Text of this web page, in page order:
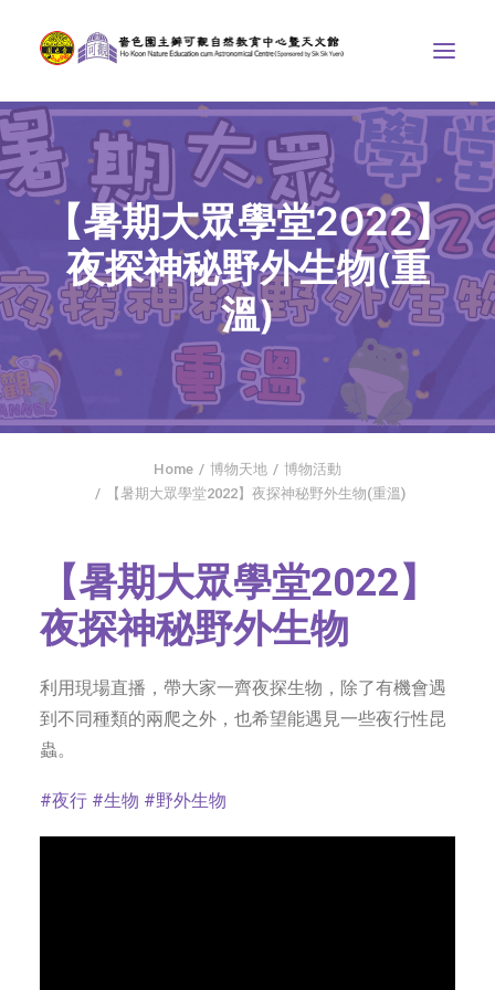
中心介紹
學界課程
博物天地
比賽/專題計劃
聯絡我們
SEARCH
【暑期大眾學堂2022】
夜探神秘野外生物(重
溫)
Home 博物天地
博物活動
【暑期大眾學堂2022】夜探神秘野外生物(重溫)
【暑期大眾學堂2022】
夜探神秘野外生物
利用現場直播，帶大家一齊夜探生物，除了有機會遇
到不同種類的兩爬之外，也希望能遇見一些夜行性昆
蟲。
#夜行 #生物 #野外生物